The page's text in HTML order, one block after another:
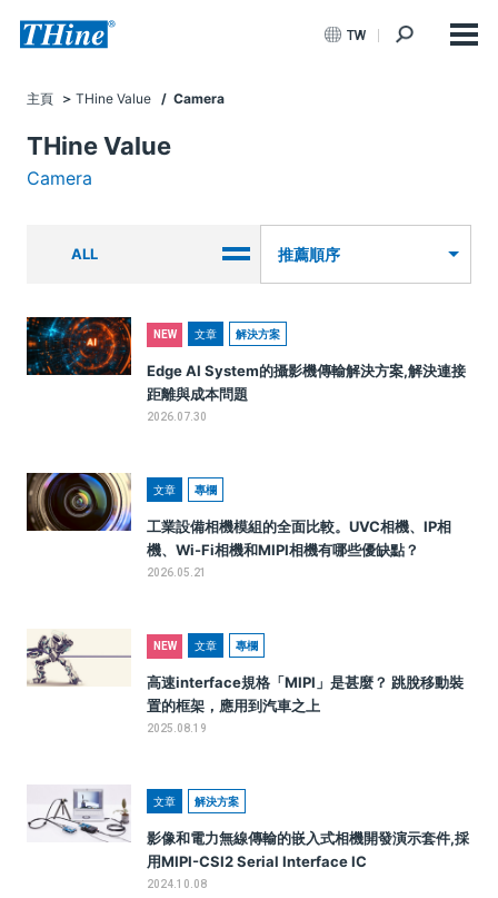
TW
主頁 THine Value / Camera
THine Value
Camera
ALL 推薦順序
NEW 文章 解決方案
Edge AI System的攝影機傳輸解決方案,解決連接
距離與成本問題
2026.07.30
文章 專欄
工業設備相機模組的全面比較。UVC相機、IP相
機、Wi-Fi相機和MIPI相機有哪些優缺點？
2026.05.21
NEW 文章 專欄
高速interface規格「MIPI」是甚麼？ 跳脫移動裝
置的框架，應用到汽車之上
2025.08.19
文章 解決方案
影像和電力無線傳輸的嵌入式相機開發演示套件,採
用MIPI-CSI2 Serial Interface IC
2024.10.08